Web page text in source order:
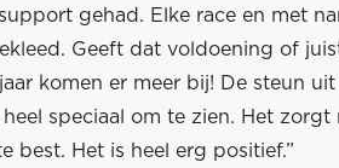
gehad. Elke race en met
Geeft dat voldoening of
komen er meer bij! De steun
speciaal om te zien. Het zorgt
best. Het is heel erg positief.”